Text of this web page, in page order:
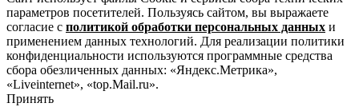
параметров посетителей. Пользуясь сайтом, вы выражаете
согласие с политикой обработки персональных данных и
применением данных технологий. Для реализации политики
конфиденциальности используются программные средства
сбора обезличенных данных: «Яндекс.Метрика»,
«Liveinternet», «top.Mail.ru».
Принять